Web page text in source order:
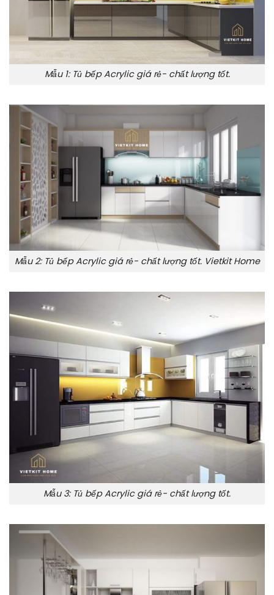
Mẫu 1: Tủ bếp Acrylic giá rẻ- chất lượng tốt.
Mẫu 2: Tủ bếp Acrylic giá rẻ- chất lượng tốt. Vietkit Home
Mẫu 3: Tủ bếp Acrylic giá rẻ- chất lượng tốt.